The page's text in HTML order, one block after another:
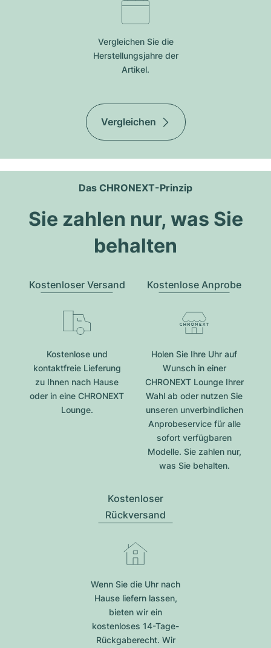
Vergleichen Sie die
Herstellungsjahre der
Artikel.
Vergleichen
Das CHRONEXT-Prinzip
Sie zahlen nur, was Sie
behalten
Kostenloser Versand
Kostenlose und
kontaktfreie Lieferung
zu Ihnen nach Hause
oder in eine CHRONEXT
Lounge.
Kostenlose Anprobe
Holen Sie Ihre Uhr auf
Wunsch in einer
CHRONEXT Lounge Ihrer
Wahl ab oder nutzen Sie
unseren unverbindlichen
Anprobeservice für alle
sofort verfügbaren
Modelle. Sie zahlen nur,
was Sie behalten.
Kostenloser
Rückversand
Wenn Sie die Uhr nach
Hause liefern lassen,
bieten wir ein
kostenloses 14-Tage-
Rückgaberecht. Wir